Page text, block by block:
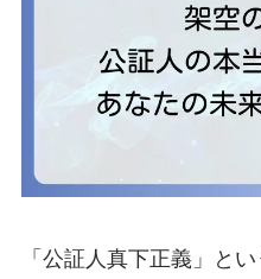
「公証人真下正義」と